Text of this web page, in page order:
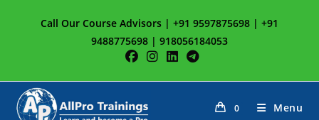
Call Our Course Advisors | +91 9597875698 | +91
9488775698 | 918056184053
0 Menu